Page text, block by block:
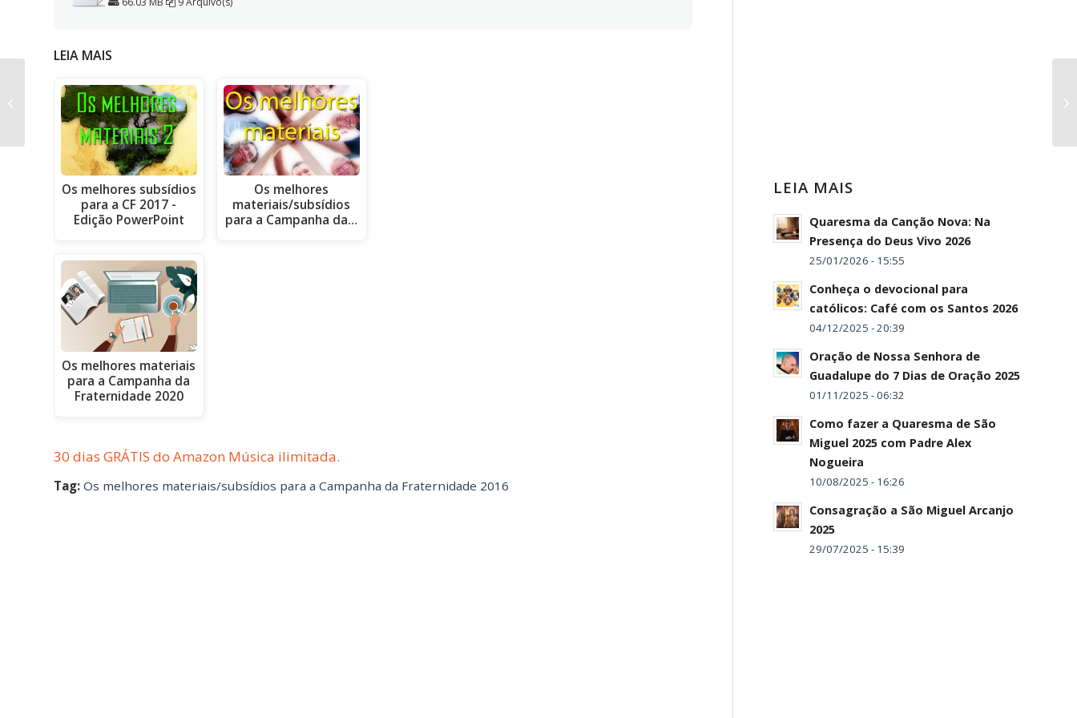
LEIA MAIS
Os melhores subsídios
para a CF 2017 -
Edição PowerPoint
Os melhores materiais
para a Campanha da
Fraternidade 2020
Os melhores
materiais/subsídios
para a Campanha da…
30 dias GRÁTIS do Amazon Música ilimitada.
Tag: Os melhores materiais/subsídios para a Campanha da Fraternidade 2016
LEIA MAIS
Quaresma da Canção Nova: Na
Presença do Deus Vivo 2026
25/01/2026 - 15:55
Conheça o devocional para
católicos: Café com os Santos 2026
04/12/2025 - 20:39
Oração de Nossa Senhora de
Guadalupe do 7 Dias de Oração 2025
01/11/2025 - 06:32
Como fazer a Quaresma de São
Miguel 2025 com Padre Alex
Nogueira
10/08/2025 - 16:26
Consagração a São Miguel Arcanjo
2025
29/07/2025 - 15:39
partituras da
Campanha da
Fraternidade 2016